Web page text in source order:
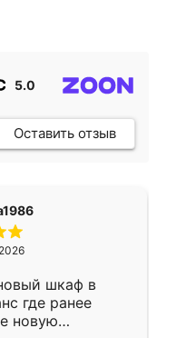
5.0
Оставить отзыв
шкаф в
где ранее
новую